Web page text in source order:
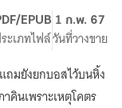
EPUB
ะเภทไฟล์
1 ก.พ. 67
วันที่วางขาย
ถมยังยกบอสไว้บนหิ้ง
คินเพราะเหตุโคตร